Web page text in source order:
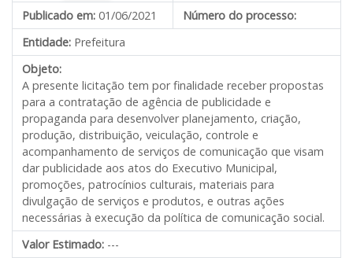
Publicado em: 01/06/2021
Número do processo:
Entidade: Prefeitura
Objeto:
A presente licitação tem por finalidade receber propostas
para a contratação de agência de publicidade e
propaganda para desenvolver planejamento, criação,
produção, distribuição, veiculação, controle e
acompanhamento de serviços de comunicação que visam
dar publicidade aos atos do Executivo Municipal,
promoções, patrocínios culturais, materiais para
divulgação de serviços e produtos, e outras ações
necessárias à execução da política de comunicação social.
Valor Estimado: ---